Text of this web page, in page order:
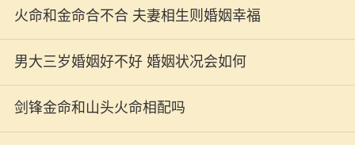
火命和金命合不合 夫妻相生则婚姻幸福
男大三岁婚姻好不好 婚姻状况会如何
剑锋金命和山头火命相配吗